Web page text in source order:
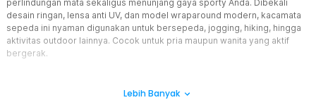
perlindungan mata sekaligus menunjang gaya sporty Anda. Dibekali
desain ringan, lensa anti UV, dan model wraparound modern, kacamata
sepeda ini nyaman digunakan untuk bersepeda, jogging, hiking, hingga
aktivitas outdoor lainnya. Cocok untuk pria maupun wanita yang aktif
bergerak.
Lebih Banyak